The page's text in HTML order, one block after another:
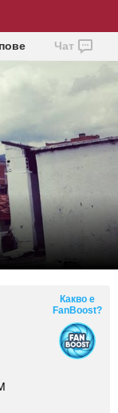
Чат
Какво е
FanBoost?